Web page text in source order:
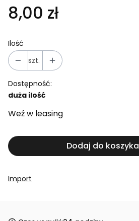
8,00 zł
Ilość
szt.
Dostępność:
duża ilość
Weź w leasing
Dodaj do koszyka
Import